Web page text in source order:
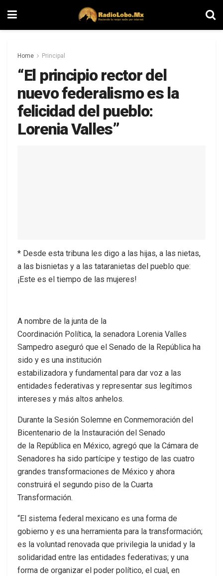
Home Principal
“El principio rector del
nuevo federalismo es la
felicidad del pueblo:
Lorenia Valles”
* Desde esta tribuna les digo a las hijas, a las nietas,
a las bisnietas y a las tataranietas del pueblo que:
¡Este es el tiempo de las mujeres!
A nombre de la junta de la
Coordinación Política, la senadora Lorenia Valles
Sampedro aseguró que el Senado de la República ha
sido y es una institución
estabilizadora y fundamental para dar voz a las
entidades federativas y representar sus legítimos
intereses y más altos anhelos.
Durante la Sesión Solemne en Conmemoración del
Bicentenario de la Instauración del Senado
de la República en México, agregó que la Cámara de
Senadores ha sido partícipe y testigo de las cuatro
grandes transformaciones de México y ahora
construirá el segundo piso de la Cuarta
Transformación.
“El sistema federal mexicano es una forma de
gobierno y es una herramienta para la transformación;
es la voluntad renovada que privilegia la unidad y la
solidaridad entre las entidades federativas; y una
forma de organizar el poder político, el cual, en